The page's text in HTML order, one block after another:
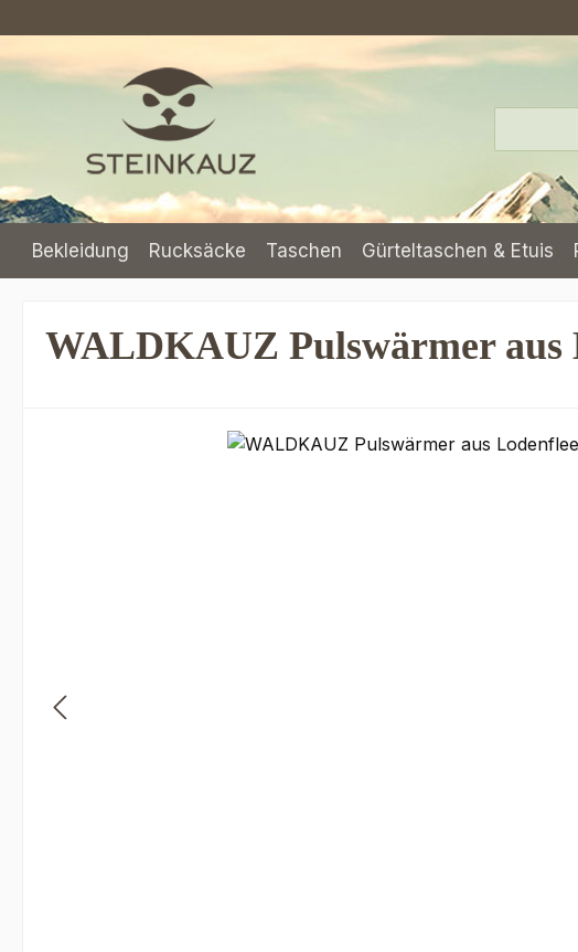
Bekleidung Rucksäcke Taschen Gürteltaschen & Etuis
WALDKAUZ Pulswärmer aus
Bildergalerie überspringen